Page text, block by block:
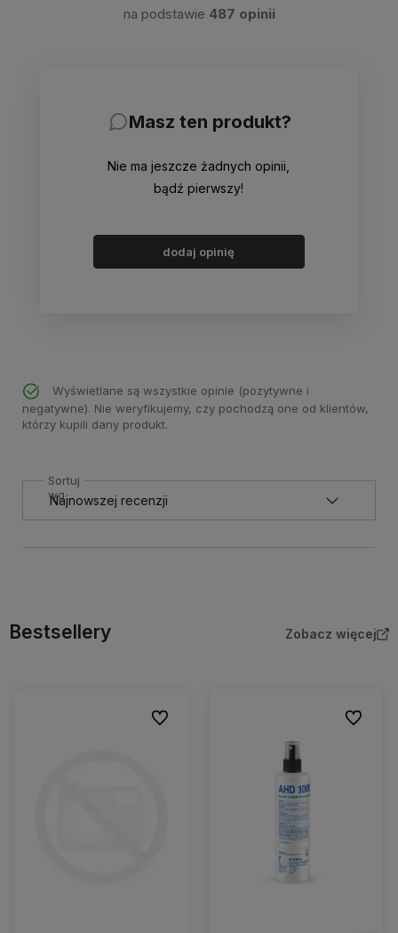
na podstawie 487 opinii
Masz ten produkt?
Nie ma jeszcze żadnych opinii,
bądź pierwszy!
dodaj opinię
Wyświetlane są wszystkie opinie (pozytywne i
negatywne). Nie weryfikujemy, czy pochodzą one od klientów,
którzy kupili dany produkt.
Sortuj
wg
Bestsellery Zobacz więcej
Do ulubionych Do